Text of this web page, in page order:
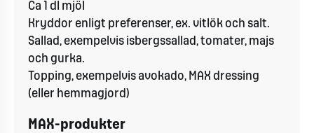
Ca 1 dl mjöl
Kryddor enligt preferenser, ex. vitlök och salt.
Sallad, exempelvis isbergssallad, tomater, majs
och gurka.
Topping, exempelvis avokado, MAX dressing
(eller hemmagjord)
MAX-produkter